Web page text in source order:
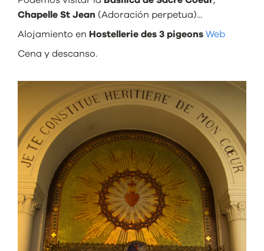
Chapelle St Jean (Adoración perpetua)...
Alojamiento en Hostellerie des 3 pigeons Web
Cena y descanso.